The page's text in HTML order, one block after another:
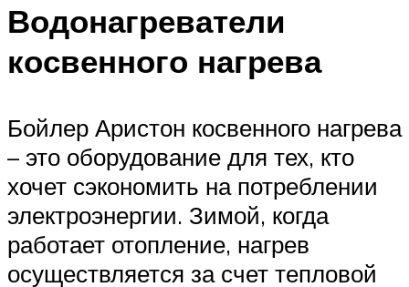
Водонагреватели
косвенного нагрева
Бойлер Аристон косвенного нагрева
– это оборудование для тех, кто
хочет сэкономить на потреблении
электроэнергии. Зимой, когда
работает отопление, нагрев
осуществляется за счет тепловой